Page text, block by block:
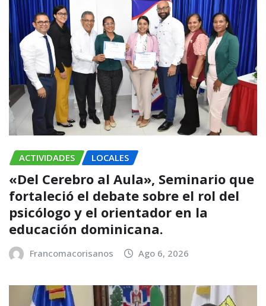
ACTIVIDADES LOCALES
«Del Cerebro al Aula», Seminario que
fortaleció el debate sobre el rol del
psicólogo y el orientador en la
educación dominicana.
Francomacorisanos Ago 6, 2026